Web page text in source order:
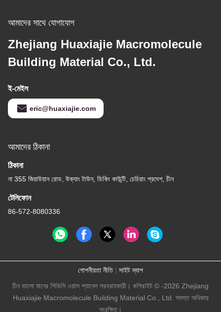
আমাদের সাথে যোগাযোগ
Zhejiang Huaxiajie Macromolecule
Building Material Co., Ltd.
ই-মেইল
eric@huaxiajie.com
আমাদের ঠিকানা
ঠিকানা
না 355 জিয়াউয়ান রোড, উক্যাং টাউন, ডিকিং কাউন্টি, চেচিয়াং প্রদেশ, চীন
টেলিফোন
86-572-8080336
গোপনীয়তা নীতি| সাইট ম্যাপ
চীন ভালো মানের পিভিসি ওয়াল প্যানেল সরবরাহকারী। কপিরাইট © -2026 Zhejiang
Huaxiajie Macromolecule Building Material Co., Ltd. সমস্ত অধিকার
সংরক্ষিত।